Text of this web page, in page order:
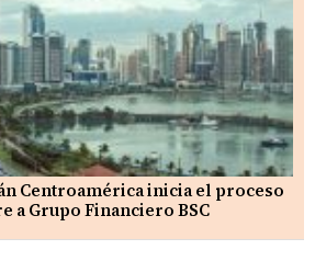
Centroamérica inicia el proceso
a Grupo Financiero BSC